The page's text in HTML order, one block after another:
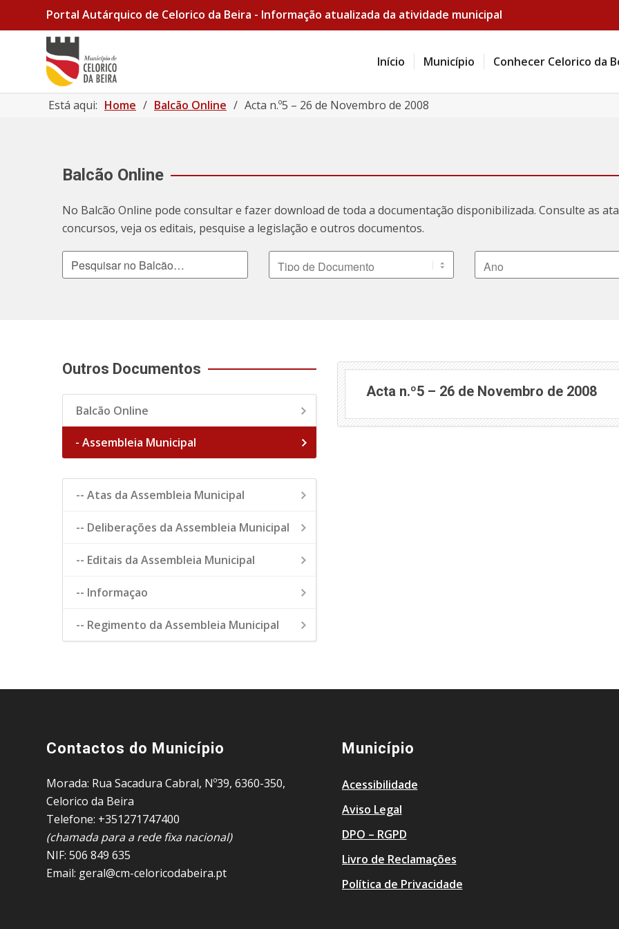
Portal Autárquico de Celorico da Beira - Informação atualizada da atividade municipal
Início Município Conhecer Celorico da
Está aqui: Home / Balcão Online / Acta n.º5 – 26 de Novembro de 2008
Balcão Online
No Balcão Online pode consultar e fazer download de toda a documentação disponibilizada. Consulte as
concursos, veja os editais, pesquise a legislação e outros documentos.
Pesquisar no Balcão Tipo de Documento Ano
Outros Documentos
Balcão Online
- Assembleia Municipal
-- Atas da Assembleia Municipal
-- Deliberações da Assembleia Municipal
-- Editais da Assembleia Municipal
-- Informaçao
-- Regimento da Assembleia Municipal
Acta n.º5 – 26 de Novembro de 2008
Contactos do Município
Morada: Rua Sacadura Cabral, Nº39, 6360-350,
Celorico da Beira
Telefone: +351271747400
(chamada para a rede fixa nacional)
NIF: 506 849 635
Email: geral@cm-celoricodabeira.pt
Município
Acessibilidade
Aviso Legal
DPO – RGPD
Livro de Reclamações
Política de Privacidade